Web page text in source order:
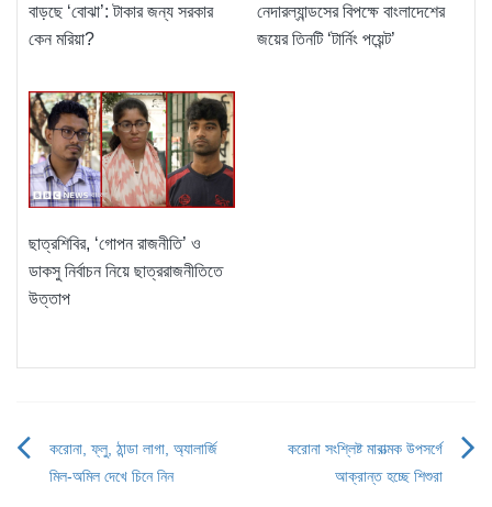
বাড়ছে ‘বোঝা’: টাকার জন্য সরকার
কেন মরিয়া?
নেদারল্যান্ডসের বিপক্ষে বাংলাদেশের
জয়ের তিনটি ‘টার্নিং পয়েন্ট’
ছাত্রশিবির, ‘গোপন রাজনীতি’ ও
ডাকসু নির্বাচন নিয়ে ছাত্ররাজনীতিতে
উত্তাপ
Post
করোনা, ফ্লু, ঠান্ডা লাগা, অ্যালার্জি
মিল-অমিল দেখে চিনে নিন
করোনা সংশ্লিষ্ট মারাত্মক উপসর্গে
আক্রান্ত হচ্ছে শিশুরা